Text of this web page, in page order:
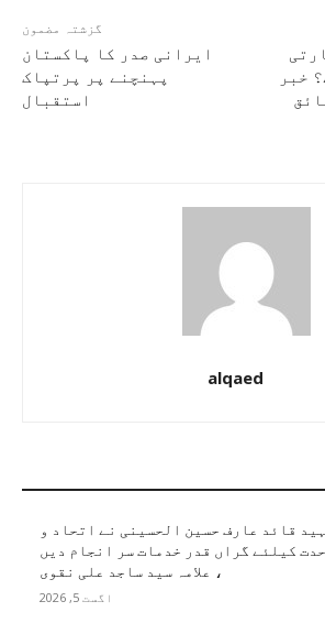
گزشتہ مضمون
ایرانی صدر کا پاکستان
پہنچنے پر پرتپاک
استقبال
خبر
alqaed
قائد عارف حسین الحسینی نے اتحاد و
حدت کیلئے گراں قدر خدمات سر انجام دیں
، علامہ سید ساجد علی نقوی
اگست 5, 2026